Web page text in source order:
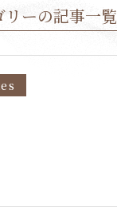
ーの記事一覧